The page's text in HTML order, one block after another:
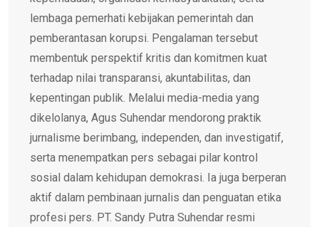
lembaga pemerhati kebijakan pemerintah dan
pemberantasan korupsi. Pengalaman tersebut
membentuk perspektif kritis dan komitmen kuat
terhadap nilai transparansi, akuntabilitas, dan
kepentingan publik. Melalui media-media yang
dikelolanya, Agus Suhendar mendorong praktik
jurnalisme berimbang, independen, dan investigatif,
serta menempatkan pers sebagai pilar kontrol
sosial dalam kehidupan demokrasi. Ia juga berperan
aktif dalam pembinaan jurnalis dan penguatan etika
profesi pers. PT. Sandy Putra Suhendar resmi